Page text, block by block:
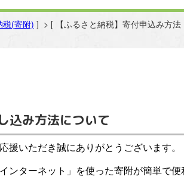
税(寄附) ] > [ 【ふるさと納税】寄付申込み方
込み方法について
援いただき誠にありがとうございます。
インターネット」を使った寄附が簡単で便